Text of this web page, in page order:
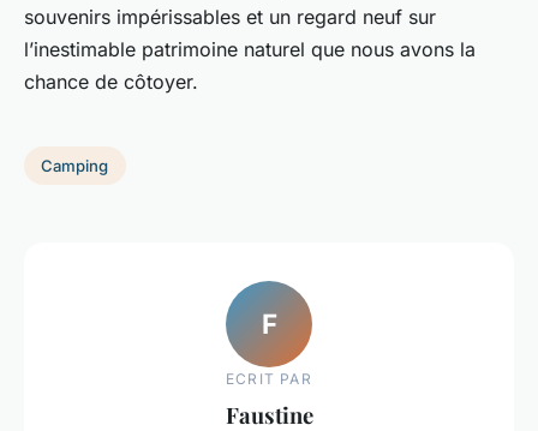
souvenirs impérissables et un regard neuf sur
l’inestimable patrimoine naturel que nous avons la
chance de côtoyer.
Camping
F
ECRIT PAR
Faustine